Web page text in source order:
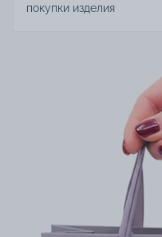
покупки изделия